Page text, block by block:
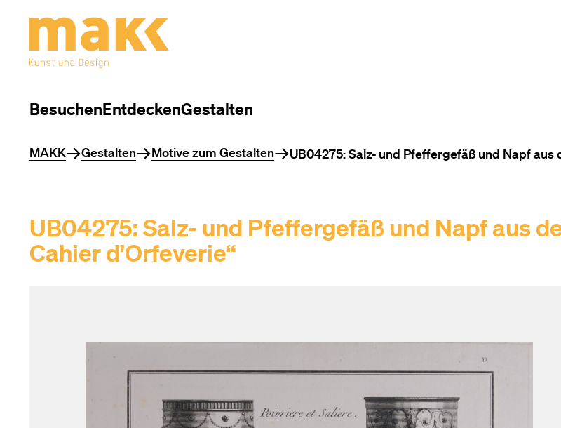
BesuchenEntdeckenGestalten
Sie befinden sich hier
MAKK Gestalten Motive zum Gestalten UB04275: Salz- und Pfeffergefäß und Napf aus
UB04275: Salz- und Pfeffergefäß und Napf aus
Cahier d'Orfeverie“